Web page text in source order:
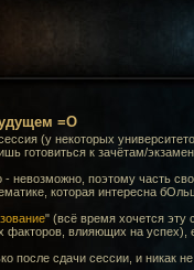
=О
(у некоторых
готовиться к зачётам/
- невозможно, поэтому часть
которая интересна
" (всё время хочется эту
факторов, влияющих на успех),
после сдачи сессии, и